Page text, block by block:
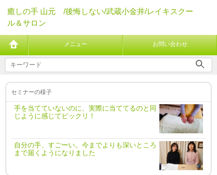
癒しの手 山元 /後悔しない/武蔵小金井/レイキスクー
ル＆サロン
メニュー お問い合わせ
セミナーの様子
手を当てていないのに、実際に当ててるのと同
じように感じてビックリ！
自分の手、すごーい。今までよりも深いところ
まで届くようになりました